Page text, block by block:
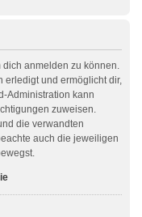
dich anmelden zu können.
erledigt und ermöglicht dir,
Administration kann
zuweisen.
die verwandten
auch die jeweiligen